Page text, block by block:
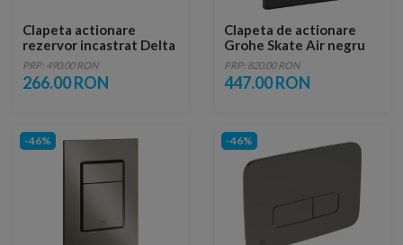
Clapeta actionare
rezervor incastrat Delta
10 otel antivandalism
PRP: 490.00 RON
266.00 RON
Clapeta de actionare
Grohe Skate Air negru
mat
PRP: 820.00 RON
447.00 RON
-46% -46%